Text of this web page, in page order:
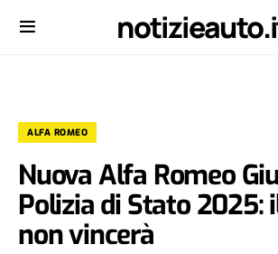
ALFA ROMEO
Nuova Alfa Romeo
Polizia di Stato 2025:
non vincerà